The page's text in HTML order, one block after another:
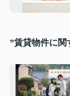
”賃貸物件に関